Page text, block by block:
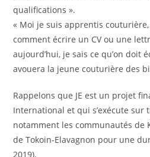
qualifications ».
« Moi je suis apprentis
comment écrire un CV ou une
aujourd’hui, je sais ce qu’on doit
avouera la jeune couturière des
Rappelons que JE est un projet
International et qui s’exécute sur
notamment les communautés de
de Tokoin-Elavagnon pour une
2019).